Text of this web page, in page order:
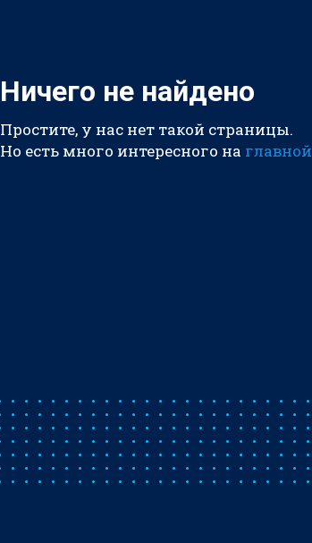
Ничего не найдено
Простите, у нас нет такой страницы.
Но есть много интересного на главной